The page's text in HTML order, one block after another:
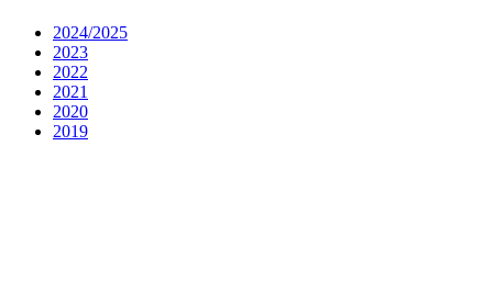
2024/2025
2023
2022
2021
2020
2019